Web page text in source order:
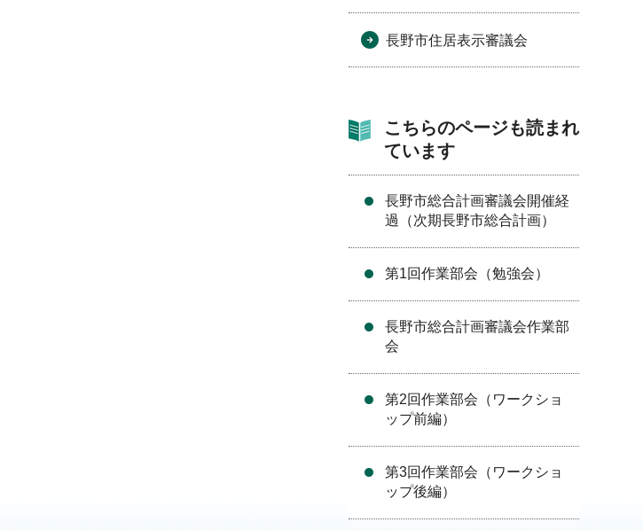
長野市住居表示審議会
こちらのページも読まれ
ています
長野市総合計画審議会開催経
過（次期長野市総合計画）
第1回作業部会（勉強会）
長野市総合計画審議会作業部
会
第2回作業部会（ワークショ
ップ前編）
第3回作業部会（ワークショ
ップ後編）